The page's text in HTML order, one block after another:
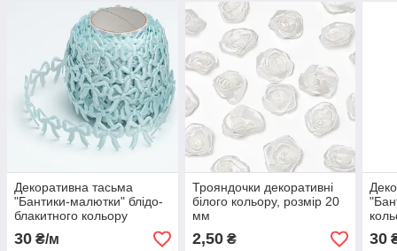
Декоративна тасьма
"Бантики-малютки" блідо-
блакитного кольору
30 ₴/м
Трояндочки декоративні
білого кольору, розмір 20
мм
2,50₴ 30